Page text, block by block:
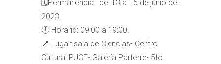
🗓️Permanencia: del 13 a 15 de junio del
2023.
🕛 Horario: 09:00 a 19:00.
📍 Lugar: sala de Ciencias- Centro
Cultural PUCE- Galería Parterre- 5to